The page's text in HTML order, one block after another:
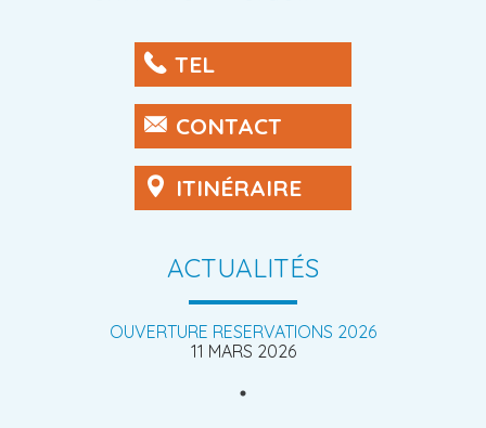
TEL
CONTACT
ITINÉRAIRE
ACTUALITÉS
OUVERTURE RESERVATIONS 2026
11 MARS 2026